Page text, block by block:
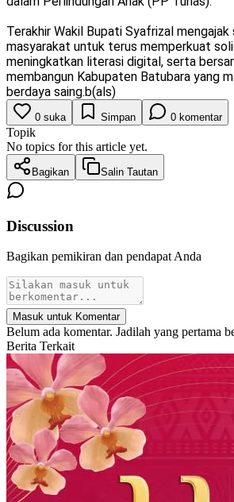
Terakhir Wakil Bupati Syafrizal
masyarakat untuk terus memperkuat
meningkatkan literasi digital, serta
membangun Kabupaten Batubara yang
berdaya saing.b(als)
0 suka Simpan 0 komentar
Topik
No topics for this article yet.
Bagikan Salin Tautan
Discussion
Bagikan pemikiran dan pendapat Anda
Masuk untuk Komentar
Belum ada komentar. Jadilah yang pertama
Berita Terkait